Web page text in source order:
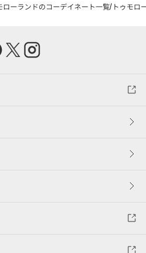
ローランドのコーデイネート一覧 トゥモロ